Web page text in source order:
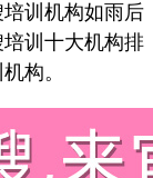
训机构如雨后
训十大机构排
构。